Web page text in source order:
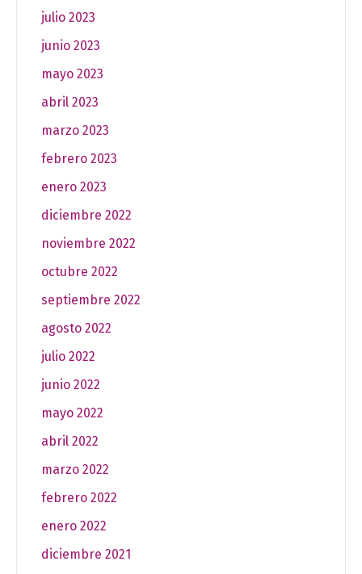
julio 2023
junio 2023
mayo 2023
abril 2023
marzo 2023
febrero 2023
enero 2023
diciembre 2022
noviembre 2022
octubre 2022
septiembre 2022
agosto 2022
julio 2022
junio 2022
mayo 2022
abril 2022
marzo 2022
febrero 2022
enero 2022
diciembre 2021